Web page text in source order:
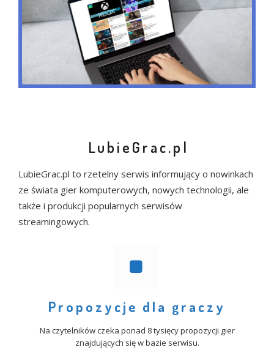
LubieGrac.pl
LubieGrac.pl to rzetelny serwis informujący o nowinkach
ze świata gier komputerowych, nowych technologii, ale
także i produkcji popularnych serwisów
streamingowych.
Propozycje dla graczy
Na czytelników czeka ponad 8 tysięcy propozycji gier
znajdujących się w bazie serwisu.